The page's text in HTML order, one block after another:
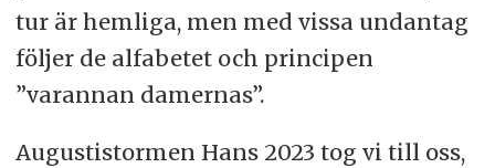
tur är hemliga, men med vissa undantag
följer de alfabetet och principen
”varannan damernas”.
Augustistormen Hans 2023 tog vi till oss,